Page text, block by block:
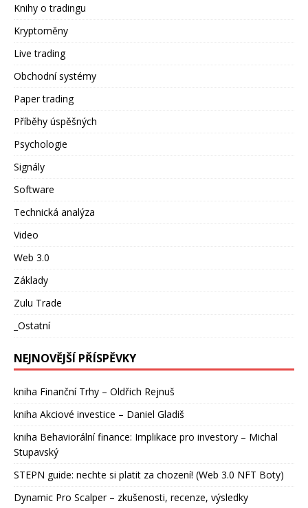
Knihy o tradingu
Kryptoměny
Live trading
Obchodní systémy
Paper trading
Příběhy úspěšných
Psychologie
Signály
Software
Technická analýza
Video
Web 3.0
Základy
Zulu Trade
_Ostatní
NEJNOVĚJŠÍ PŘÍSPĚVKY
kniha Finanční Trhy – Oldřich Rejnuš
kniha Akciové investice – Daniel Gladiš
kniha Behaviorální finance: Implikace pro investory – Michal
Stupavský
STEPN guide: nechte si platit za chození! (Web 3.0 NFT Boty)
Dynamic Pro Scalper – zkušenosti, recenze, výsledky